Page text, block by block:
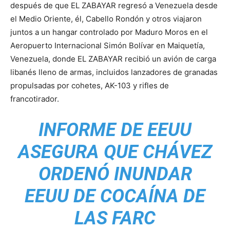
después de que EL ZABAYAR regresó a Venezuela desde
el Medio Oriente, él, Cabello Rondón y otros viajaron
juntos a un hangar controlado por Maduro Moros en el
Aeropuerto Internacional Simón Bolívar en Maiquetía,
Venezuela, donde EL ZABAYAR recibió un avión de carga
libanés lleno de armas, incluidos lanzadores de granadas
propulsadas por cohetes, AK-103 y rifles de
francotirador.
INFORME DE EEUU
ASEGURA QUE CHÁVEZ
ORDENÓ INUNDAR
EEUU DE COCAÍNA DE
LAS FARC